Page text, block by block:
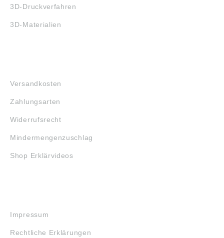
3D-Druckverfahren
3D-Materialien
Versandkosten
Zahlungsarten
Widerrufsrecht
Mindermengenzuschlag
Shop Erklärvideos
Impressum
Rechtliche Erklärungen